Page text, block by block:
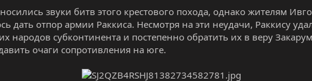
звуки битв этого крестового похода, однако жителям
дать отпор армии Раккиса. Несмотря на эти неудачи, Раккису
народов субконтинента и постепенно обратить их в веру
очаги сопротивления на юге.